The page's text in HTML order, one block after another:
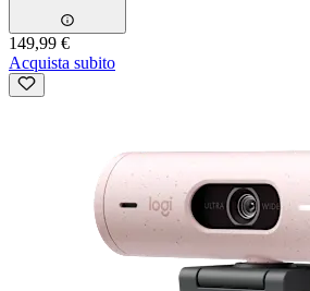
149,99 €
Acquista subito